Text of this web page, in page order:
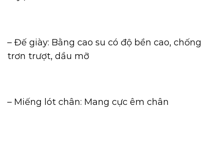
– Đế giày: Bằng cao su có độ bền cao, chống
trơn trượt, dầu mỡ
– Miếng lót chân: Mang cực êm chân